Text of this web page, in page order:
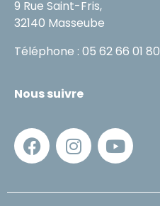
9 Rue Saint-Fris,
32140 Masseube
Téléphone : 05 62 66 01 80
Nous suivre